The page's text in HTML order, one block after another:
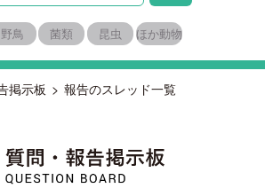
菌類 昆虫 ほか動物
植物 野鳥